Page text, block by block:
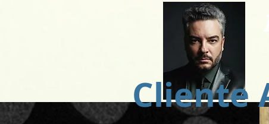
Cliente